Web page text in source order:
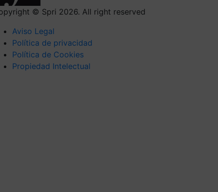
© Spri 2026. All right reserved
Aviso Legal
Política de privacidad
Política de Cookies
Propiedad Intelectual